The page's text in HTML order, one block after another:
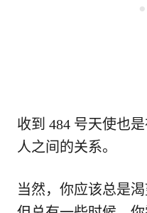
收到 484 号天使也
人之间的关系。
当然，你应该总是